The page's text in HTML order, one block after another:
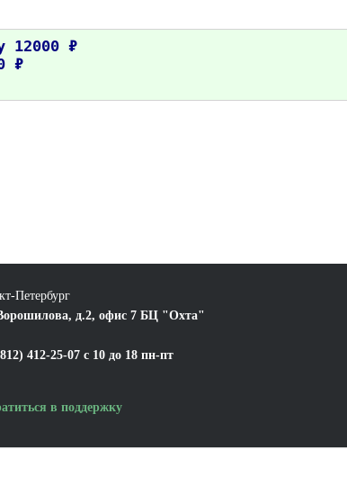
12000 ₽
₽
Петербург
д.2, офис 7 БЦ "Охта"
412-25-07 c 10 до 18 пн-пт
в поддержку